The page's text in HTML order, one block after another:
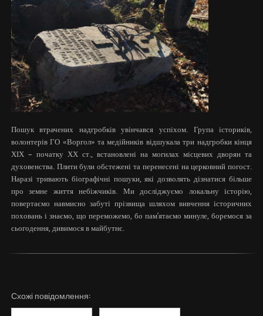
Пошук втрачених надгробків увінчався успіхом. Група істориків,
волонтерів ГО «Воргол» та медійників відшукала три надгробки кінця
ХІХ – початку ХХ ст., встановлені на могилах місцевих дворян та
духовенства. Плити були обстежені та перенесені на церковний погост.
Наразі тривають біографічні пошуки, які дозволять дізнатися більше
про земне життя небіжчиків. Ми досліджуємо локальну історію,
повертаємо навмисно забуті прізвища шляхом вивчення історичних
поховань і знаємо, що переможемо, бо пам’ятаємо минуле, боремося за
сьогодення, дивимося в майбутнє.
Схожі повідомлення: